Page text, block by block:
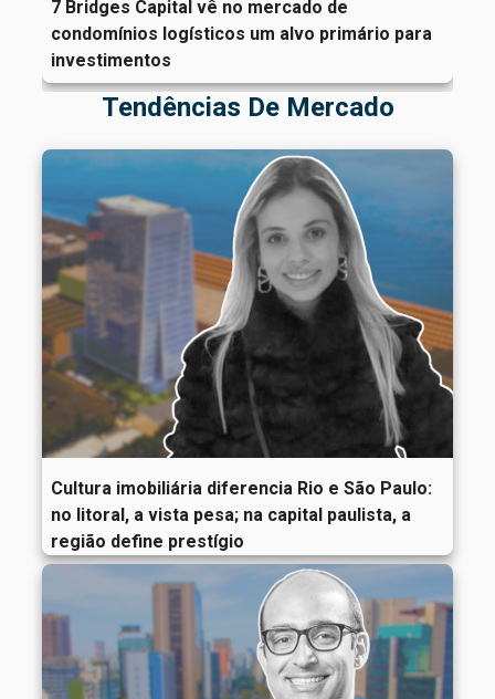
7 Bridges Capital vê no mercado de
condomínios logísticos um alvo primário para
investimentos
Tendências De Mercado
Cultura imobiliária diferencia Rio e São Paulo:
no litoral, a vista pesa; na capital paulista, a
região define prestígio